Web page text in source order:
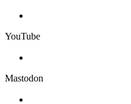
YouTube
Mastodon